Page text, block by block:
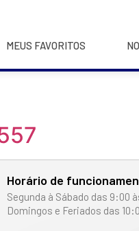
MEUS FAVORITOS
Horário de
Segunda à Sábado das 9:00
Domingos e Feriados das